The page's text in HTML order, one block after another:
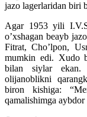
jazo lagerlaridan biri
Agar 1953 yili
o’xshagan beayb
Fitrat, Cho’lpon,
mumkin edi. Xudo
bilan siylar ekan.
olijanoblikni
biron kishiga:
qamalishimga aybdor